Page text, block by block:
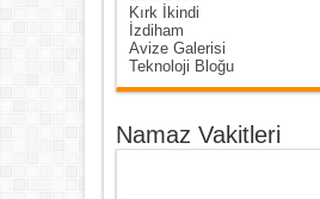
Kırk İkindi
İzdiham
Avize Galerisi
Teknoloji Bloğu
Namaz Vakitleri